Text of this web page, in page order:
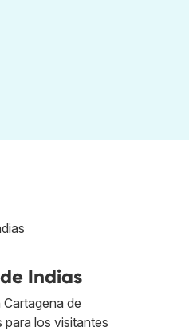
Indias
de
para los visitantes